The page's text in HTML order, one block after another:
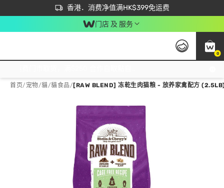
香港．消费净值满HK$399免运费
立即成为易赏钱会员尽享独家优惠
首次APP下单买满$450 输入 NEWAPP 即减$50
门店 及 服务
0
首页/ 宠物/貓/貓食品/ [RAW BLEND] 冻乾生肉猫粮 - 放养家禽配方